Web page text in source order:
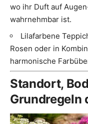
wo ihr Duft auf
wahrnehmbar ist.
Lilafarbene
Rosen oder in
harmonische
Standort,
Grundregeln